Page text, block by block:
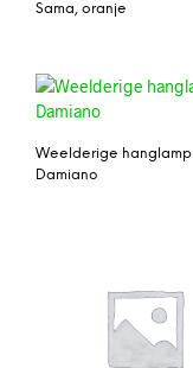
Sama, oranje
Weelderige hanglamp
Damiano